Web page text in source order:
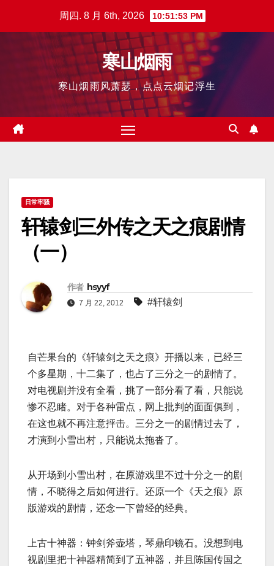
周四. 8 月 6th, 2026 10:51:54 PM
寒山烟雨
寒山烟雨风萧瑟，点点云烟记浮生
日常牢骚
轩辕剑三外传之天之痕剧情
（一）
作者 hsyyf
7 月 22, 2012 #轩辕剑
自芒果台的《轩辕剑之天之痕》开播以来，已经三
个多星期，十二集了，也占了三分之一的剧情了。
对电视剧并没有全看，挑了一部分看了看，只能说
惨不忍睹。对于各种雷点，网上批判的面面俱到，
在这也就不再注意抨击。三分之一的剧情过去了，
才演到小雪出村，只能说太拖沓了。
从开场到小雪出村，在原游戏里不过十分之一的剧
情，不晓得之后如何进行。还原一个《天之痕》原
版游戏的剧情，还念一下曾经的经典。
上古十神器：钟剑斧壶塔，琴鼎印镜石。没想到电
视剧里把十神器精简到了五神器，并且陈国传国之